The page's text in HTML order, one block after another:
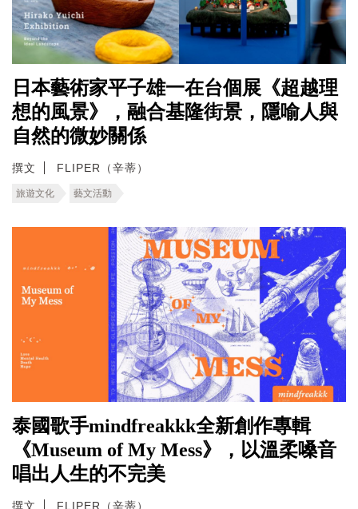
日本藝術家平子雄一在台個展《超越理
想的風景》，融合基隆街景，隱喻人與
自然的微妙關係
撰文 FLIPER（辛蒂）
旅遊文化 藝文活動
泰國歌手mindfreakkk全新創作專輯
《Museum of My Mess》，以溫柔嗓音
唱出人生的不完美
撰文 FLIPER（辛蒂）